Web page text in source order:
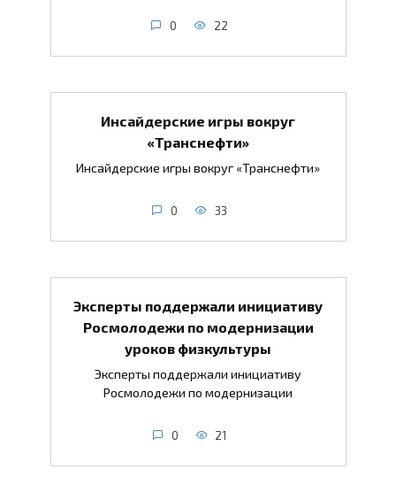
0 22
Инсайдерские игры вокруг
«Транснефти»
Инсайдерские игры вокруг «Транснефти»
0 33
Эксперты поддержали инициативу
Росмолодежи по модернизации
уроков физкультуры
Эксперты поддержали инициативу
Росмолодежи по модернизации
0 21